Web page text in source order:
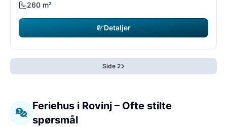
260 m²
Detaljer
Side 2
Feriehus i Rovinj – Ofte stilte
spørsmål